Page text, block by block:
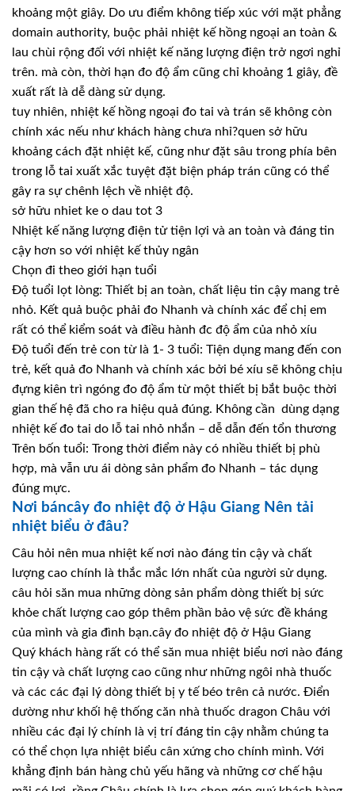
khoảng một giây. Do ưu điểm không tiếp xúc với mặt phẳng
domain authority, buộc phải nhiệt kế hồng ngoại an toàn &
lau chùi rộng đối với nhiệt kế năng lượng điện trở ngơi nghỉ
trên. mà còn, thời hạn đo độ ẩm cũng chỉ khoảng 1 giây, đề
xuất rất là dễ dàng sử dụng.
tuy nhiên, nhiệt kế hồng ngoại đo tai và trán sẽ không còn
chính xác nếu như khách hàng chưa nhỉ?quen sở hữu
khoảng cách đặt nhiệt kế, cũng như đặt sâu trong phía bên
trong lỗ tai xuất xắc tuyệt đặt biện pháp trán cũng có thể
gây ra sự chênh lệch về nhiệt độ.
sở hữu nhiet ke o dau tot 3
Nhiệt kế năng lượng điện tử tiện lợi và an toàn và đáng tin
cậy hơn so với nhiệt kế thủy ngân
Chọn đi theo giới hạn tuổi
Độ tuổi lọt lòng: Thiết bị an toàn, chất liệu tin cậy mang trẻ
nhỏ. Kết quả buộc phải đo Nhanh và chính xác để chị em
rất có thể kiểm soát và điều hành đc độ ẩm của nhỏ xíu
Độ tuổi đến trẻ con từ là 1- 3 tuổi: Tiện dụng mang đến con
trẻ, kết quả đo Nhanh và chính xác bởi bé xíu sẽ không chịu
đựng kiên trì ngóng đo độ ẩm từ một thiết bị bắt buộc thời
gian thế hệ đã cho ra hiệu quả đúng. Không cần dùng dạng
nhiệt kế đo tai do lỗ tai nhỏ nhắn – dễ dẫn đến tổn thương
Trên bốn tuổi: Trong thời điểm này có nhiều thiết bị phù
hợp, mà vẫn ưu ái dòng sản phẩm đo Nhanh – tác dụng
đúng mực.
Nơi báncây đo nhiệt độ ở Hậu Giang Nên tải
nhiệt biểu ở đâu?
Câu hỏi nên mua nhiệt kế nơi nào đáng tin cậy và chất
lượng cao chính là thắc mắc lớn nhất của người sử dụng.
câu hỏi săn mua những dòng sản phẩm dòng thiết bị sức
khỏe chất lượng cao góp thêm phần bảo vệ sức đề kháng
của mình và gia đình bạn.cây đo nhiệt độ ở Hậu Giang
Quý khách hàng rất có thể săn mua nhiệt biểu nơi nào đáng
tin cậy và chất lượng cao cũng như những ngôi nhà thuốc
và các các đại lý dòng thiết bị y tế béo trên cả nước. Điển
dường như khối hệ thống căn nhà thuốc dragon Châu với
nhiều các đại lý chính là vị trí đáng tin cậy nhằm chúng ta
có thể chọn lựa nhiệt biểu cân xứng cho chính mình. Với
khẳng định bán hàng chủ yếu hãng và những cơ chế hậu